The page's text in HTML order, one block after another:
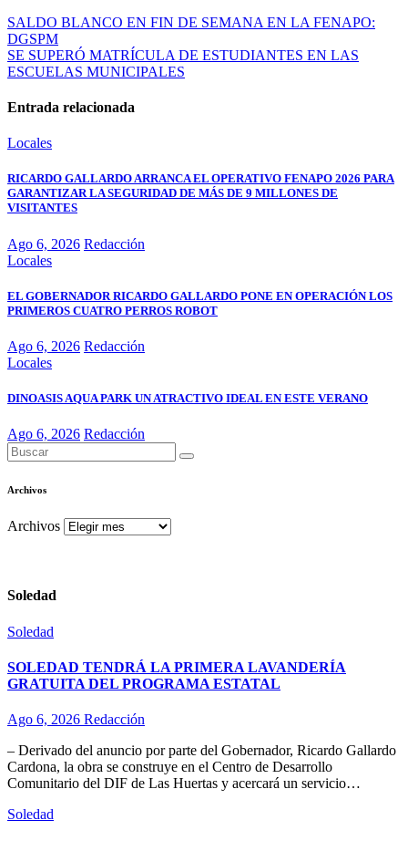
SALDO BLANCO EN FIN DE SEMANA EN LA FENAPO:
DGSPM
SE SUPERÓ MATRÍCULA DE ESTUDIANTES EN LAS
ESCUELAS MUNICIPALES
Entrada relacionada
Locales
RICARDO GALLARDO ARRANCA EL OPERATIVO FENAPO 2026 PARA
GARANTIZAR LA SEGURIDAD DE MÁS DE 9 MILLONES DE
VISITANTES
Ago 6, 2026 Redacción
Locales
EL GOBERNADOR RICARDO GALLARDO PONE EN OPERACIÓN LOS
PRIMEROS CUATRO PERROS ROBOT
Ago 6, 2026 Redacción
Locales
DINOASIS AQUA PARK UN ATRACTIVO IDEAL EN ESTE VERANO
Ago 6, 2026 Redacción
Archivos
Archivos
Soledad
Soledad
SOLEDAD TENDRÁ LA PRIMERA LAVANDERÍA
GRATUITA DEL PROGRAMA ESTATAL
Ago 6, 2026 Redacción
– Derivado del anuncio por parte del Gobernador, Ricardo Gallardo
Cardona, la obra se construye en el Centro de Desarrollo
Comunitario del DIF de Las Huertas y acercará un servicio…
Soledad